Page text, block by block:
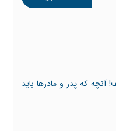
که پدر و مادرها باید